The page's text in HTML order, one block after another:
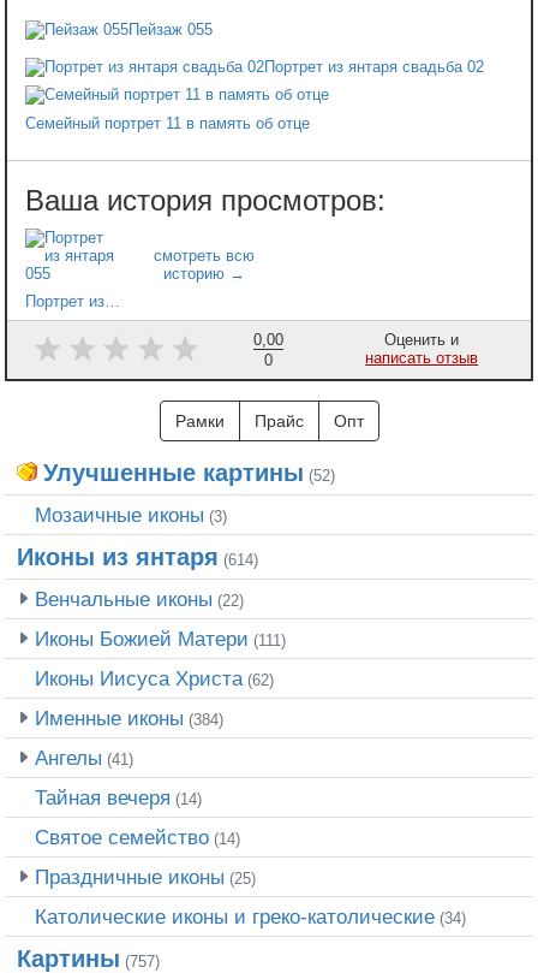
Пейзаж 055
Портрет из янтаря свадьба 02
Семейный портрет 11 в память об отце
Портрет из янтаря 055
0,00
0
Оценить и
написать отзыв
Рамки Прайс Опт
Улучшенные картины (52)
Мозаичные иконы (3)
Иконы из янтаря (614)
Венчальные иконы (22)
Иконы Божией Матери (111)
Иконы Иисуса Христа(62)
Именные иконы (384)
Ангелы (41)
Тайная вечеря (14)
Святое семейство (14)
Праздничные иконы (25)
Католические иконы и греко-католические (34)
Картины (757)